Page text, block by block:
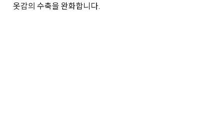
옷감의 수축을 완화합니다.